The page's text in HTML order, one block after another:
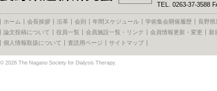
TEL. 0263-37-3588
ホーム 会長挨拶 沿革 会則 年間スケジュール 学術集会開催履歴
長野県
論文投稿について
役員一覧 会員施設一覧・リンク 会員情報更新・変更
新
個人情報取扱について
査読用ページ サイトマップ
© 2026 The Nagano Society for Dialysis Therapy.